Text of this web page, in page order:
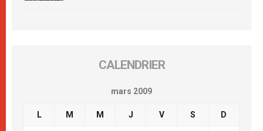
CALENDRIER
mars 2009
L M M J V S D